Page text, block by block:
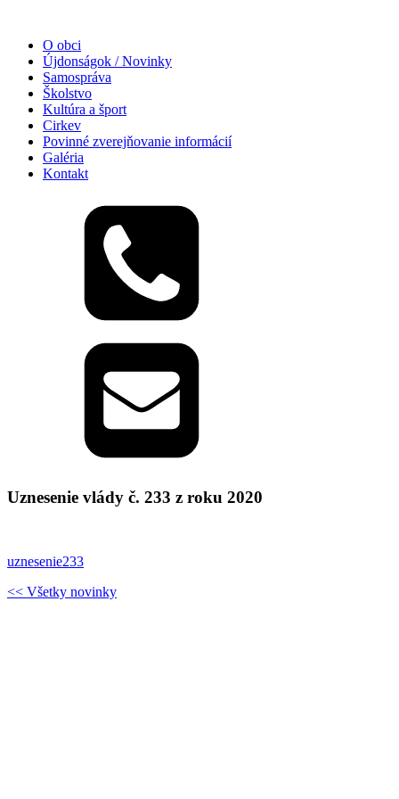
O obci
Újdonságok / Novinky
Samospráva
Školstvo
Kultúra a šport
Cirkev
Povinné zverejňovanie informácií
Galéria
Kontakt
Uznesenie vlády č. 233 z roku 2020
uznesenie233
<< Všetky novinky